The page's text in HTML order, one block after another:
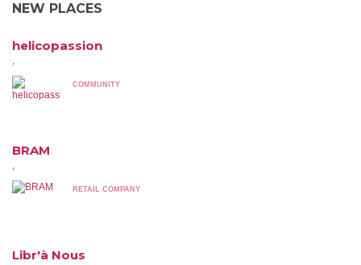
NEW PLACES
helicopassion
,
COMMUNITY
BRAM
,
RETAIL COMPANY
Libr'à Nous